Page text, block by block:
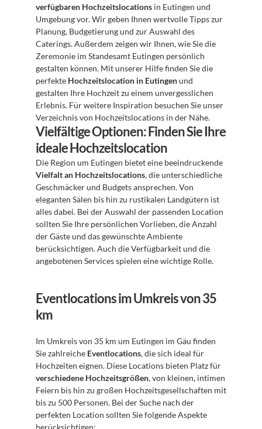
verfügbaren Hochzeitslocations in Eutingen und
Umgebung vor. Wir geben Ihnen wertvolle Tipps zur
Planung, Budgetierung und zur Auswahl des
Caterings. Außerdem zeigen wir Ihnen, wie Sie die
Zeremonie im Standesamt Eutingen persönlich
gestalten können. Mit unserer Hilfe finden Sie die
perfekte Hochzeitslocation in Eutingen und
gestalten Ihre Hochzeit zu einem unvergesslichen
Erlebnis. Für weitere Inspiration besuchen Sie unser
Verzeichnis von Hochzeitslocations in der Nähe.
Vielfältige Optionen: Finden Sie Ihre
ideale Hochzeitslocation
Vielfalt an Hochzeitslocations, die unterschiedliche
Geschmäcker und Budgets ansprechen. Von
eleganten Sälen bis hin zu rustikalen Landgütern ist
alles dabei. Bei der Auswahl der passenden Location
sollten Sie Ihre persönlichen Vorlieben, die Anzahl
der Gäste und das gewünschte Ambiente
berücksichtigen. Auch die Verfügbarkeit und die
angebotenen Services spielen eine wichtige Rolle.
Eventlocations im Umkreis von 35
km
Im Umkreis von 35 km um Eutingen im Gäu finden
Sie zahlreiche Eventlocations, die sich ideal für
verschiedene Hochzeitsgrößen, von kleinen, intimen
Feiern bis hin zu großen Hochzeitsgesellschaften mit
bis zu 500 Personen. Bei der Suche nach der
perfekten Location sollten Sie folgende Aspekte
berücksichtigen: